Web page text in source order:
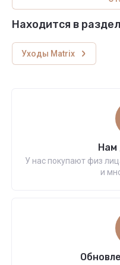
Находится в
Уходы Matrix
Нам
У нас покупают физ
и